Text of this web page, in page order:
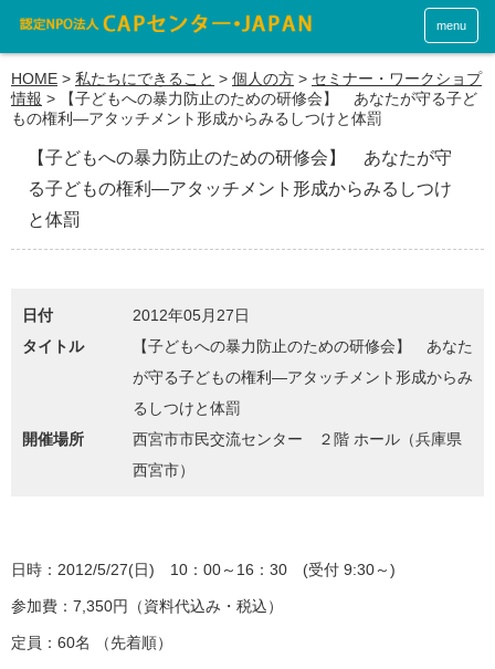
menu
HOME > 私たちにできること > 個人の方 > セミナー・ワークショプ
情報 >
【子どもへの暴力防止のための研修会】 あなたが守る子ど
もの権利―アタッチメント形成からみるしつけと体罰
【子どもへの暴力防止のための研修会】 あなたが守
る子どもの権利―アタッチメント形成からみるしつけ
と体罰
日付
2012年05月27日
タイトル
【子どもへの暴力防止のための研修会】 あなた
が守る子どもの権利―アタッチメント形成からみ
るしつけと体罰
開催場所
西宮市市民交流センター ２階 ホール（兵庫県
西宮市）
日時：2012/5/27(日) 10：00～16：30 (受付 9:30～)
参加費：7,350円（資料代込み・税込）
定員：60名 （先着順）